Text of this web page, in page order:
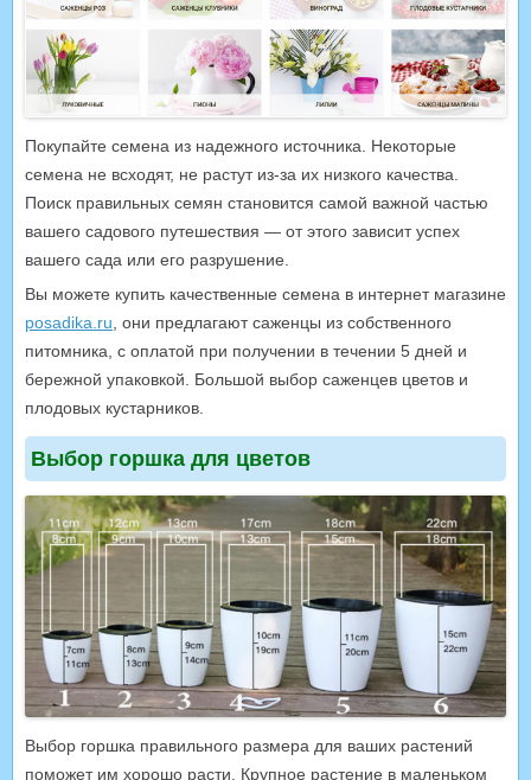
Покупайте семена из надежного источника. Некоторые
семена не всходят, не растут из-за их низкого качества.
Поиск правильных семян становится самой важной частью
вашего садового путешествия — от этого зависит успех
вашего сада или его разрушение.
Вы можете купить качественные семена в интернет магазине
posadika.ru , они предлагают саженцы из собственного
питомника, с оплатой при получении в течении 5 дней и
бережной упаковкой. Большой выбор саженцев цветов и
плодовых кустарников.
Выбор горшка для цветов
Выбор горшка правильного размера для ваших растений
поможет им хорошо расти. Крупное растение в маленьком